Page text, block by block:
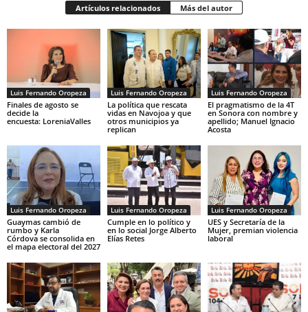
Artículos relacionados Más del autor
Luis Fernando Oropeza
Finales de agosto se
decide la
encuesta: LoreniaValles
Luis Fernando Oropeza
La política que rescata
vidas en Navojoa y que
otros municipios ya
replican
Luis Fernando Oropeza
El pragmatismo de la 4T
en Sonora con nombre y
apellido; Manuel Ignacio
Acosta
Luis Fernando Oropeza
Guaymas cambió de
rumbo y Karla
Córdova se consolida en
el mapa electoral del 2027
Luis Fernando Oropeza
Cumple en lo político y
en lo social Jorge Alberto
Elías Retes
Luis Fernando Oropeza
UES y Secretaría de la
Mujer, premian violencia
laboral